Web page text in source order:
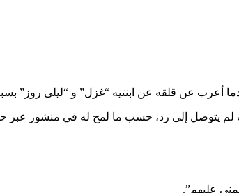
بعدما أعرب عن قلقه عن ابنتيه “غزل” و “ليلى
أنه لم يتوصل إلى رد، حسب ما لمح له في منشور
عليهم”.